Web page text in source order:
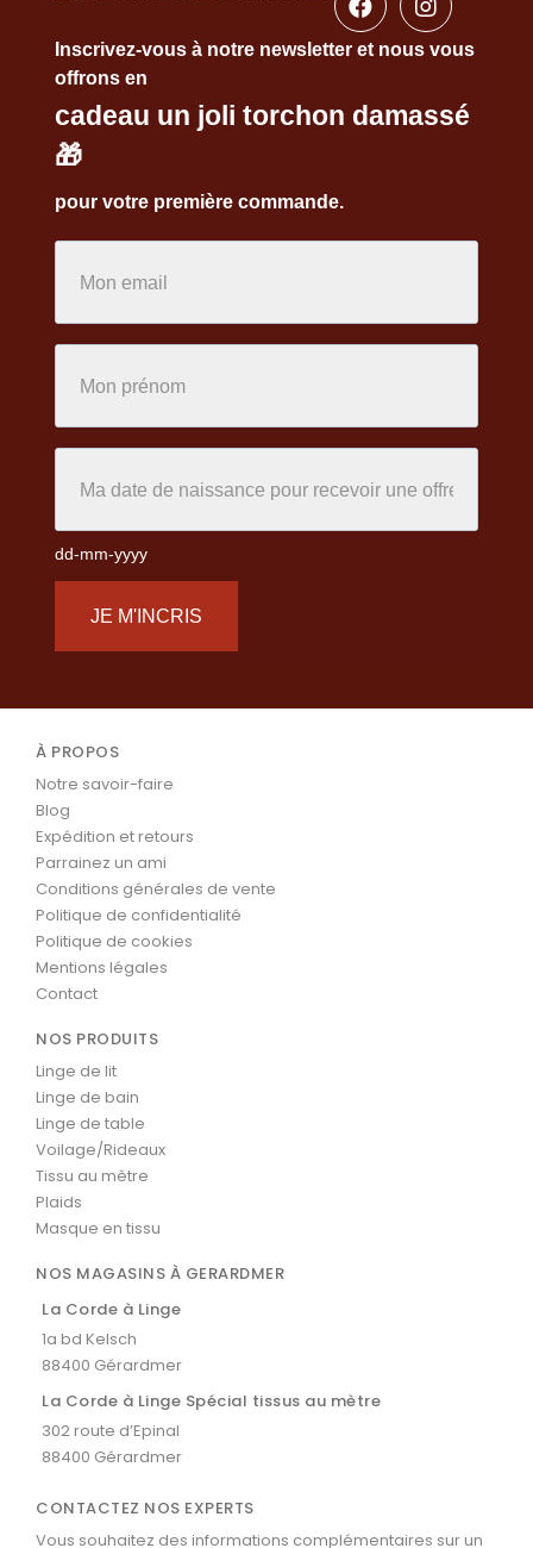
Inscrivez-vous à notre newsletter et nous vous
offrons en
cadeau un joli torchon damassé
🎁
pour votre première commande.
dd-mm-yyyy
JE M'INCRIS
À PROPOS
Notre savoir-faire
Blog
Expédition et retours
Parrainez un ami
Conditions générales de vente
Politique de confidentialité
Politique de cookies
Mentions légales
Contact
NOS PRODUITS
Linge de lit
Linge de bain
Linge de table
Voilage/Rideaux
Tissu au mètre
Plaids
Masque en tissu
NOS MAGASINS À GERARDMER
La Corde à Linge
1a bd Kelsch
88400 Gérardmer
La Corde à Linge Spécial tissus au mètre
302 route d’Epinal
88400 Gérardmer
CONTACTEZ NOS EXPERTS
Vous souhaitez des informations complémentaires sur un